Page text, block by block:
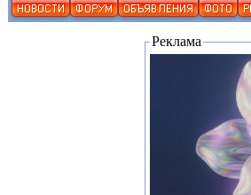
Реклама